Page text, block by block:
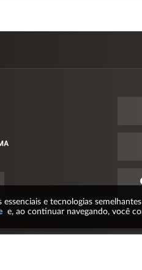
essenciais e tecnologias
e, ao continuar navegando, você